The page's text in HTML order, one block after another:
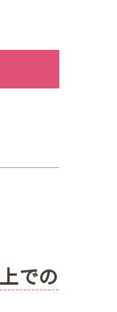
での